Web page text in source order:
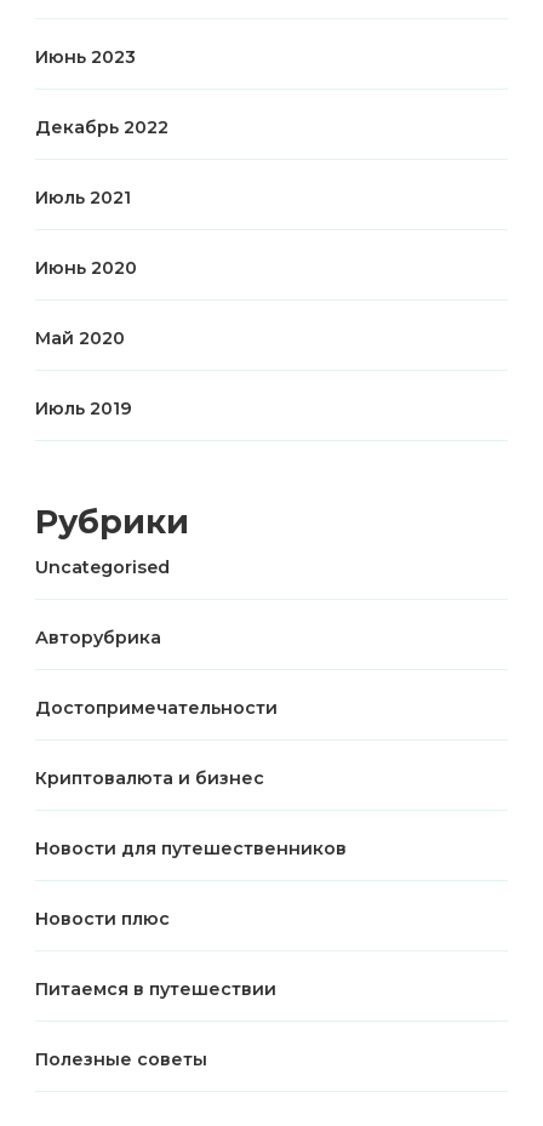
Июнь 2023
Декабрь 2022
Июль 2021
Июнь 2020
Май 2020
Июль 2019
Рубрики
Uncategorised
Авторубрика
Достопримечательности
Криптовалюта и бизнес
Новости для путешественников
Новости плюс
Питаемся в путешествии
Полезные советы